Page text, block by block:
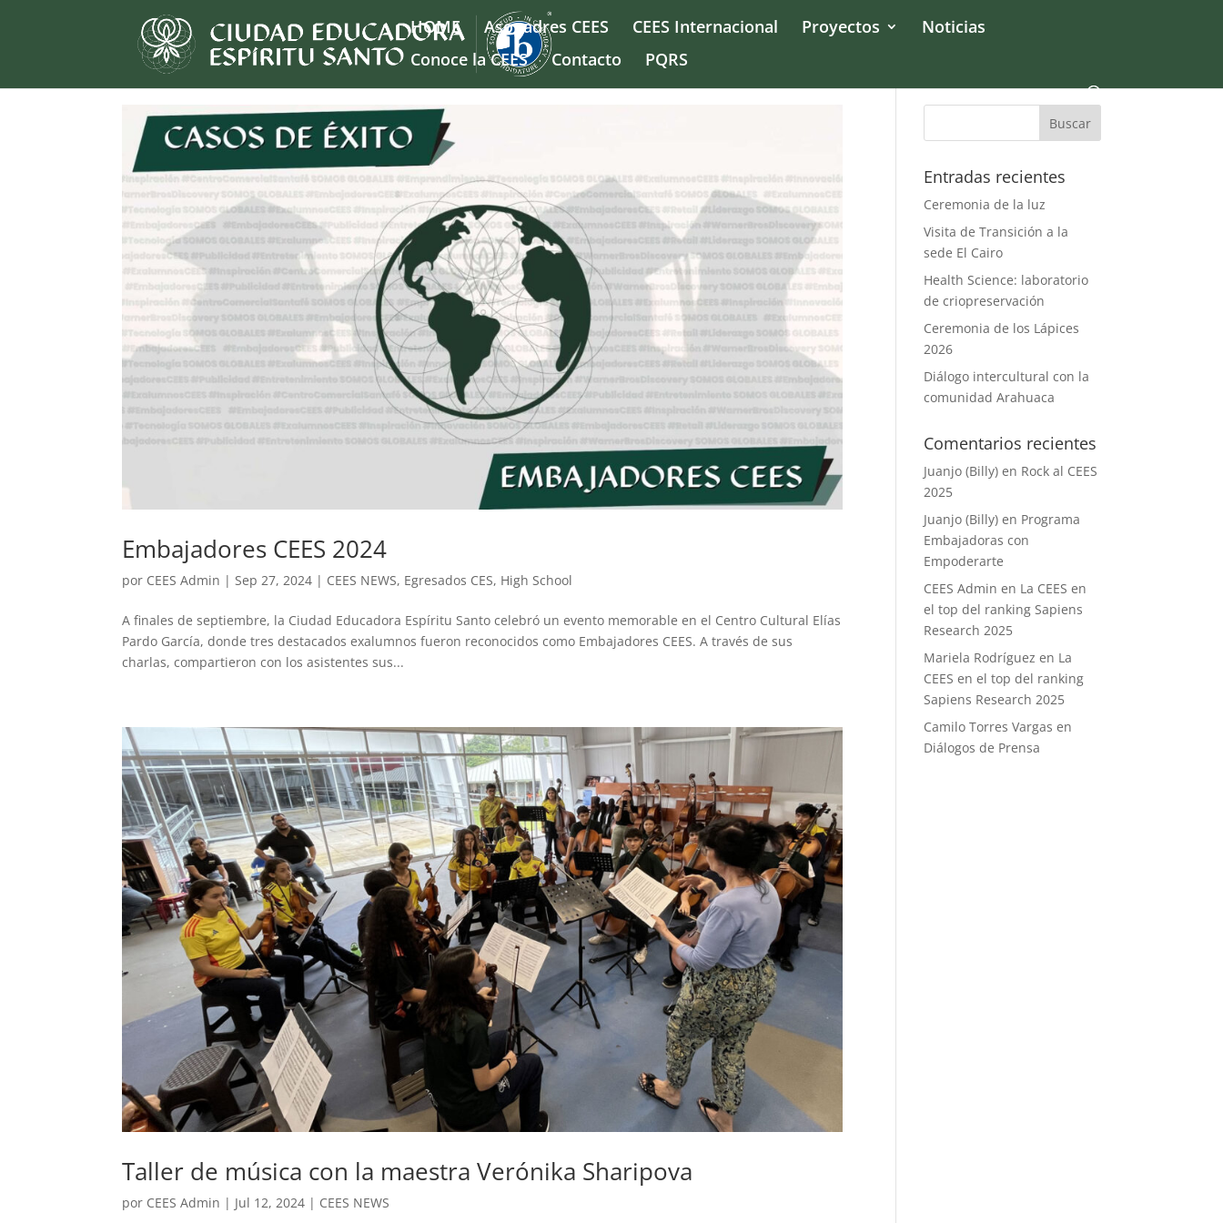
HOME Asopadres CEES CEES Internacional Proyectos
Noticias
Conoce la CEES
Contacto PQRS
Embajadores CEES 2024
por CEES Admin |Sep 27, 2024 | CEES NEWS, Egresados CES, High School
A finales de septiembre, la Ciudad Educadora Espíritu Santo celebró un evento memorable en el Centro Cultural Elías
Pardo García, donde tres destacados exalumnos fueron reconocidos como Embajadores CEES. A través de sus
charlas, compartieron con los asistentes sus...
Taller de música con la maestra Verónika Sharipova
por CEES Admin | Jul 12, 2024 | CEES NEWS
Entradas recientes
Ceremonia de la luz
Visita de Transición a la
sede El Cairo
Health Science: laboratorio
de criopreservación
Ceremonia de los Lápices
2026
Diálogo intercultural con la
comunidad Arahuaca
Comentarios recientes
Juanjo (Billy) en Rock al CEES
2025
Juanjo (Billy) en Programa
Embajadoras con
Empoderarte
CEES Admin en La CEES en
el top del ranking Sapiens
Research 2025
Mariela Rodríguez en La
CEES en el top del ranking
Sapiens Research 2025
Camilo Torres Vargas en
Diálogos de Prensa